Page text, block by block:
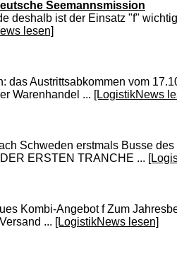
Seemannsmission
deshalb ist der Einsatz "f"
lesen]
Austrittsabkommen vom
Warenhandel ... [LogistikNews
Schweden erstmals Busse
ERSTEN TRANCHE ...
Kombi-Angebot f Zum
... [LogistikNews lesen]